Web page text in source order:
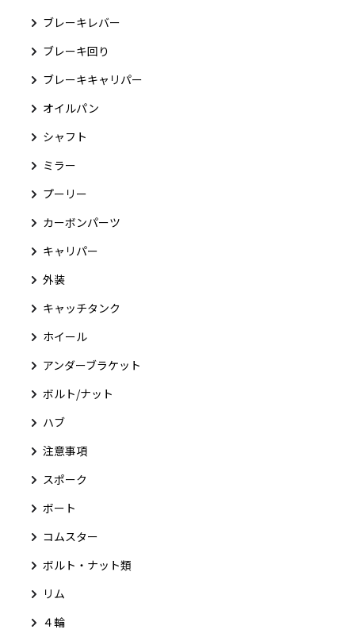
ブレーキレバー
ブレーキ回り
ブレーキキャリパー
オイルパン
シャフト
ミラー
プーリー
カーボンパーツ
キャリパー
外装
キャッチタンク
ホイール
アンダーブラケット
ボルト/ナット
ハブ
注意事項
スポーク
ボート
コムスター
ボルト・ナット類
リム
４輪